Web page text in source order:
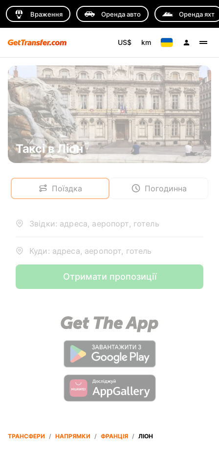
Враження Оренда авто Оренда яхт
US$ km
Таксі в Ліон
Поїздка Погодинна
Звідки: адреса, аеропорт, готель
Куди: адреса, аеропорт, готель
Отримати пропозиції
ТРАНСФЕРИ / НАПРЯМКИ / ФРАНЦІЯ / ЛІОН